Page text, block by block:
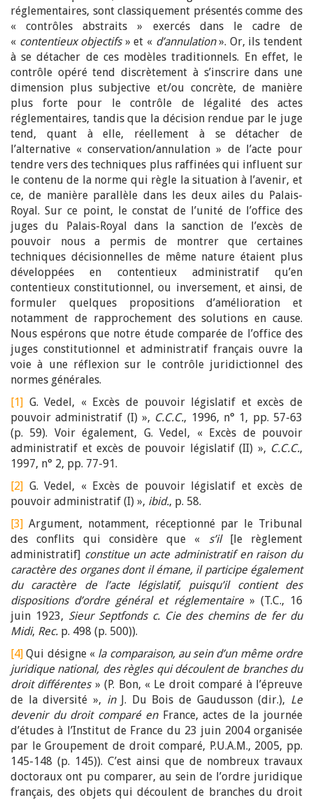
réglementaires, sont classiquement présentés comme des
« contrôles abstraits » exercés dans le cadre de
« contentieux objectifs» et « d’annulation». Or, ils tendent
à se détacher de ces modèles traditionnels. En effet, le
contrôle opéré tend discrètement à s’inscrire dans une
dimension plus subjective et/ou concrète, de manière
plus forte pour le contrôle de légalité des actes
réglementaires, tandis que la décision rendue par le juge
tend, quant à elle, réellement à se détacher de
l’alternative « conservation/annulation » de l’acte pour
tendre vers des techniques plus raffinées qui influent sur
le contenu de la norme qui règle la situation à l’avenir, et
ce, de manière parallèle dans les deux ailes du Palais-
Royal. Sur ce point, le constat de l’unité de l’office des
juges du Palais-Royal dans la sanction de l’excès de
pouvoir nous a permis de montrer que certaines
techniques décisionnelles de même nature étaient plus
développées en contentieux administratif qu’en
contentieux constitutionnel, ou inversement, et ainsi, de
formuler quelques propositions d’amélioration et
notamment de rapprochement des solutions en cause.
Nous espérons que notre étude comparée de l’office des
juges constitutionnel et administratif français ouvre la
voie à une réflexion sur le contrôle juridictionnel des
normes générales.
[1] G. Vedel, « Excès de pouvoir législatif et excès de
pouvoir administratif (I) », C.C.C., 1996, n° 1, pp. 57-63
(p. 59). Voir également, G. Vedel, « Excès de pouvoir
administratif et excès de pouvoir législatif (II) », C.C.C.,
1997, n° 2, pp. 77-91.
[2] G. Vedel, « Excès de pouvoir législatif et excès de
pouvoir administratif (I) », ibid., p. 58.
[3] Argument, notamment, réceptionné par le Tribunal
des conflits qui considère que « s’il[le règlement
administratif] constitue un acte administratif en raison du
caractère des organes dont il émane, il participe également
du caractère de l’acte législatif, puisqu’il contient des
dispositions d’ordre général et réglementaire» (T.C., 16
juin 1923, Sieur Septfonds c. Cie des chemins de fer du
Midi, Rec. p. 498 (p. 500)).
[4] Qui désigne « la comparaison, au sein d’un même ordre
juridique national, des règles qui découlent de branches du
droit différentes» (P. Bon, « Le droit comparé à l’épreuve
de la diversité », inJ. Du Bois de Gaudusson (dir.), Le
devenir du droit comparé en France, actes de la journée
d’études à l’Institut de France du 23 juin 2004 organisée
par le Groupement de droit comparé, P.U.A.M., 2005, pp.
145-148 (p. 145)). C’est ainsi que de nombreux travaux
doctoraux ont pu comparer, au sein de l’ordre juridique
français, des objets qui découlent de branches du droit